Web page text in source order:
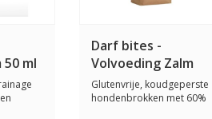
ml
Darf bites -
Volvoeding Zalm
Glutenvrije, koudgeperste
hondenbrokken met 60%